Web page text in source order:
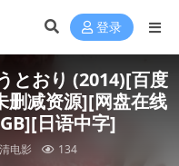
登录
とおり (2014)[百度
删减资源][网盘在线
日语中字]
电影 134